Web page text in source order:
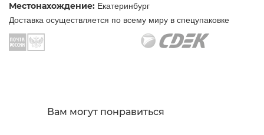
Местонахождение: Екатеринбург
Доставка осуществляется по всему миру в спецупаковке
Вам могут понравиться